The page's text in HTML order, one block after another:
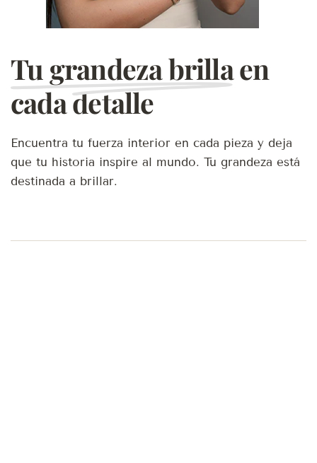
Tu grandeza brillaen
cada detalle
Encuentra tu fuerza interior en cada pieza y deja
que tu historia inspire al mundo. Tu grandeza está
destinada a brillar.